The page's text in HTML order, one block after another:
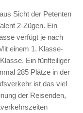
Sicht der Petenten
2-Zügen. Ein
verfügt je nach
einem 1. Klasse-
Ein fünfteiliger
285 Plätze in der
ist das viel
der Reisenden,